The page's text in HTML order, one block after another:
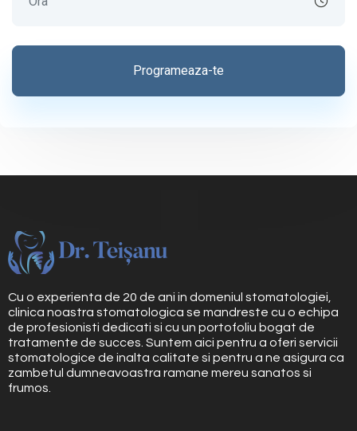
Cu o experienta de 20 de ani in domeniul stomatologiei,
clinica noastra stomatologica se mandreste cu o echipa
de profesionisti dedicati si cu un portofoliu bogat de
tratamente de succes. Suntem aici pentru a oferi servicii
stomatologice de inalta calitate si pentru a ne asigura ca
zambetul dumneavoastra ramane mereu sanatos si
frumos.